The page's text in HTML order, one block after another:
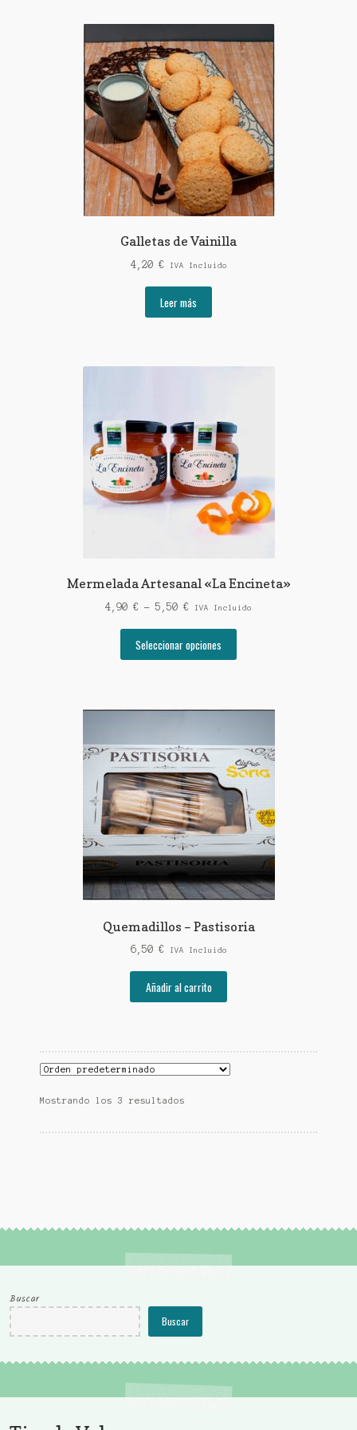
Galletas de Vainilla
4,20 € IVA Incluido
Leer más
Mermelada Artesanal «La Encineta»
4,90 € - 5,50 € Rango
precios:
desde
5,50 €
IVA Incluido
Seleccionar opciones
se
pueden
elegir
en
la
página
producto
Quemadillos – Pastisoria
6,50 € IVA Incluido
Añadir al carrito
Mostrando los 3 resultados
Buscar
Buscar